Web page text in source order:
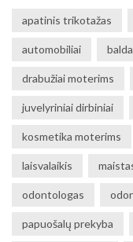
apatinis trikotažas
automobiliai
drabužiai moterims
juvelyriniai dirbiniai
kosmetika moterims
laisvalaikis
odontologas
papuošalų prekyba